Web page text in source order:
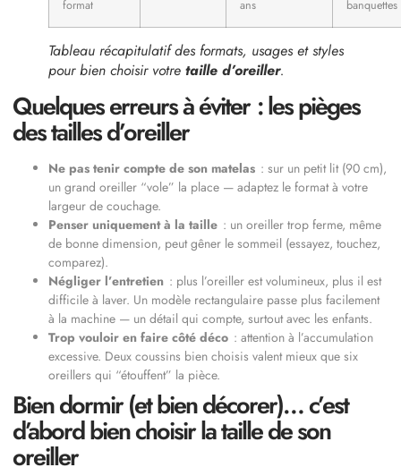
format ans banquettes
Tableau récapitulatif des formats, usages et styles
pour bien choisir votre taille d’oreiller.
Quelques erreurs à éviter : les pièges
des tailles d’oreiller
Ne pas tenir compte de son matelas : sur un petit lit (90 cm),
un grand oreiller “vole” la place — adaptez le format à votre
largeur de couchage.
Penser uniquement à la taille : un oreiller trop ferme, même
de bonne dimension, peut gêner le sommeil (essayez, touchez,
comparez).
Négliger l’entretien : plus l’oreiller est volumineux, plus il est
difficile à laver. Un modèle rectangulaire passe plus facilement
à la machine — un détail qui compte, surtout avec les enfants.
Trop vouloir en faire côté déco : attention à l’accumulation
excessive. Deux coussins bien choisis valent mieux que six
oreillers qui “étouffent” la pièce.
Bien dormir (et bien décorer)… c’est
d’abord bien choisir la taille de son
oreiller